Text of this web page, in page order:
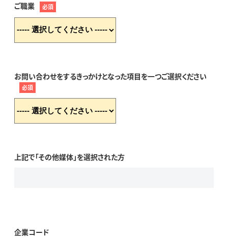
ご職業 必須
お問い合わせをするきっかけとなった項目を一つご選択ください
必須
上記で「その他媒体」を選択された方
企業コード